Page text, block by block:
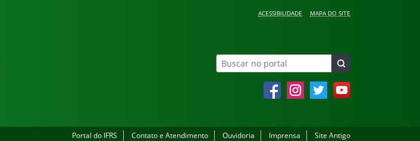
ACESSIBILIDADE MAPA DO SITE
FacebookInstagramTwitter YouTube
Portal do IFRS Contato e Atendimento Ouvidoria Imprensa Site Antigo